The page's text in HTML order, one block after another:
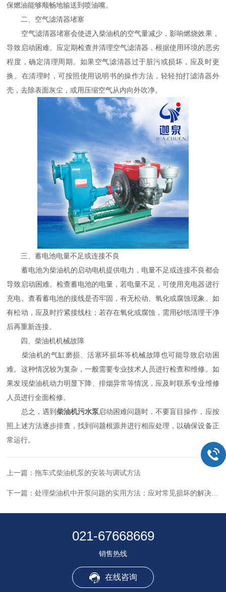
保燃油能够顺畅地输送到喷油嘴。
二、空气滤清器堵塞
空气滤清器堵塞会使进入柴油机的空气量减少，影响燃烧效果，
导致启动困难。应定期检查并清理空气滤清器，根据使用环境的恶劣
程度，确定清理周期。如果空气滤清器过于脏污或损坏，应及时更
换。在清理时，可按照使用说明书的操作方法，轻轻拍打滤清器外
壳，去除表面灰尘，或用压缩空气从内向外吹净。
三、蓄电池电量不足或连接不良
蓄电池为柴油机的启动电机提供电力，电量不足或连接不良都会
导致启动困难。检查蓄电池的电量，若电量不足，可使用充电器进行
充电。查看蓄电池的接线是否牢固，有无松动、氧化或腐蚀现象。如
有松动，应及时拧紧接线柱；若存在氧化或腐蚀，需用砂纸清理干净
后再重新连接。
四、柴油机机械故障
柴油机的气缸磨损、活塞环损坏等机械故障也可能导致启动困
难。这种情况较为复杂，一般需要专业技术人员进行检查和维修。如
果发现柴油机动力明显下降、排烟异常等情况，应及时联系专业维修
人员进行全面检修。
总之，遇到 柴油机污水泵启动困难问题时，不要盲目操作，应按
照上述方法逐步排查，找到问题根源并进行相应处理，以确保设备正
常运行。
上一篇：拖车式柴油机泵的安装与调试方法
下一篇：处理柴油机中开泵问题的实用方法：应对常见损坏的解决方案
021-67668669
销售热线
在线咨询